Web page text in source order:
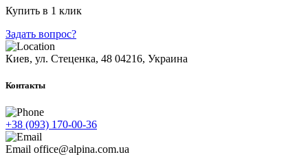
Купить в 1 клик
Задать вопрос?
Киев, ул. Стеценка, 48 04216, Украина
Контакты
+38 (093) 170-00-36
Email office@alpina.com.ua